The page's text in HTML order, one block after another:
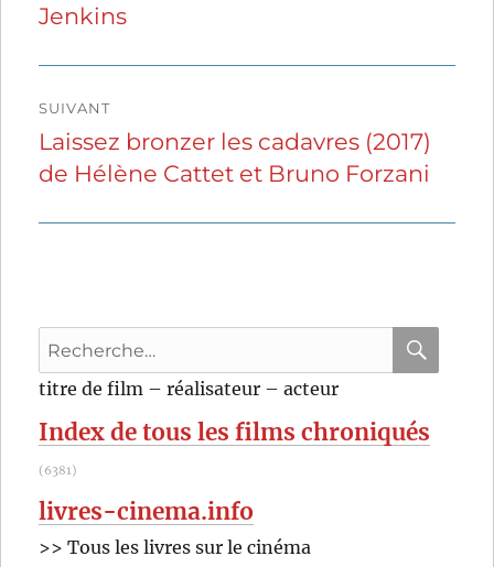
l’article
précédente :
Jenkins
SUIVANT
Publication
suivante :
Laissez bronzer les cadavres (2017)
de Hélène Cattet et Bruno Forzani
Recherche
pour
titre de film – réalisateur – acteur
Index de tous les films chroniqués
(6381)
livres-cinema.info
>> Tous les livres sur le cinéma